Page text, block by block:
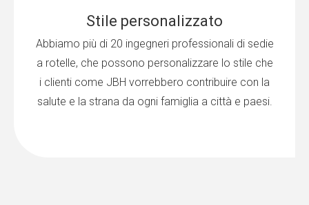
Stile personalizzato
Abbiamo più di 20 ingegneri professionali di sedie
a rotelle, che possono personalizzare lo stile che
i clienti come JBH vorrebbero contribuire con la
salute e la strana da ogni famiglia a città e paesi.